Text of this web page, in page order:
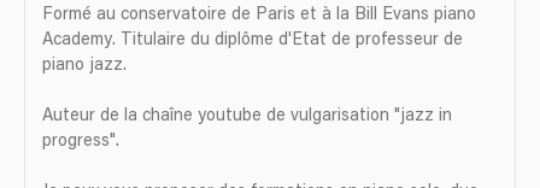
Formé au conservatoire de Paris et à la Bill Evans piano
Academy. Titulaire du diplôme d'Etat de professeur de
piano jazz.
Auteur de la chaîne youtube de vulgarisation "jazz in
progress".